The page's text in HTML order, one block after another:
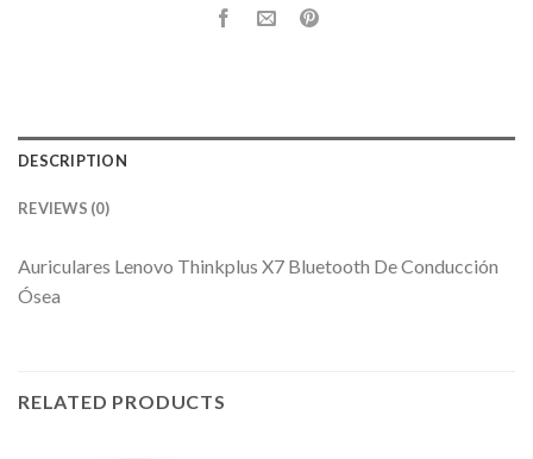
DESCRIPTION
REVIEWS (0)
Auriculares Lenovo Thinkplus X7 Bluetooth De Conducción
Ósea
RELATED PRODUCTS